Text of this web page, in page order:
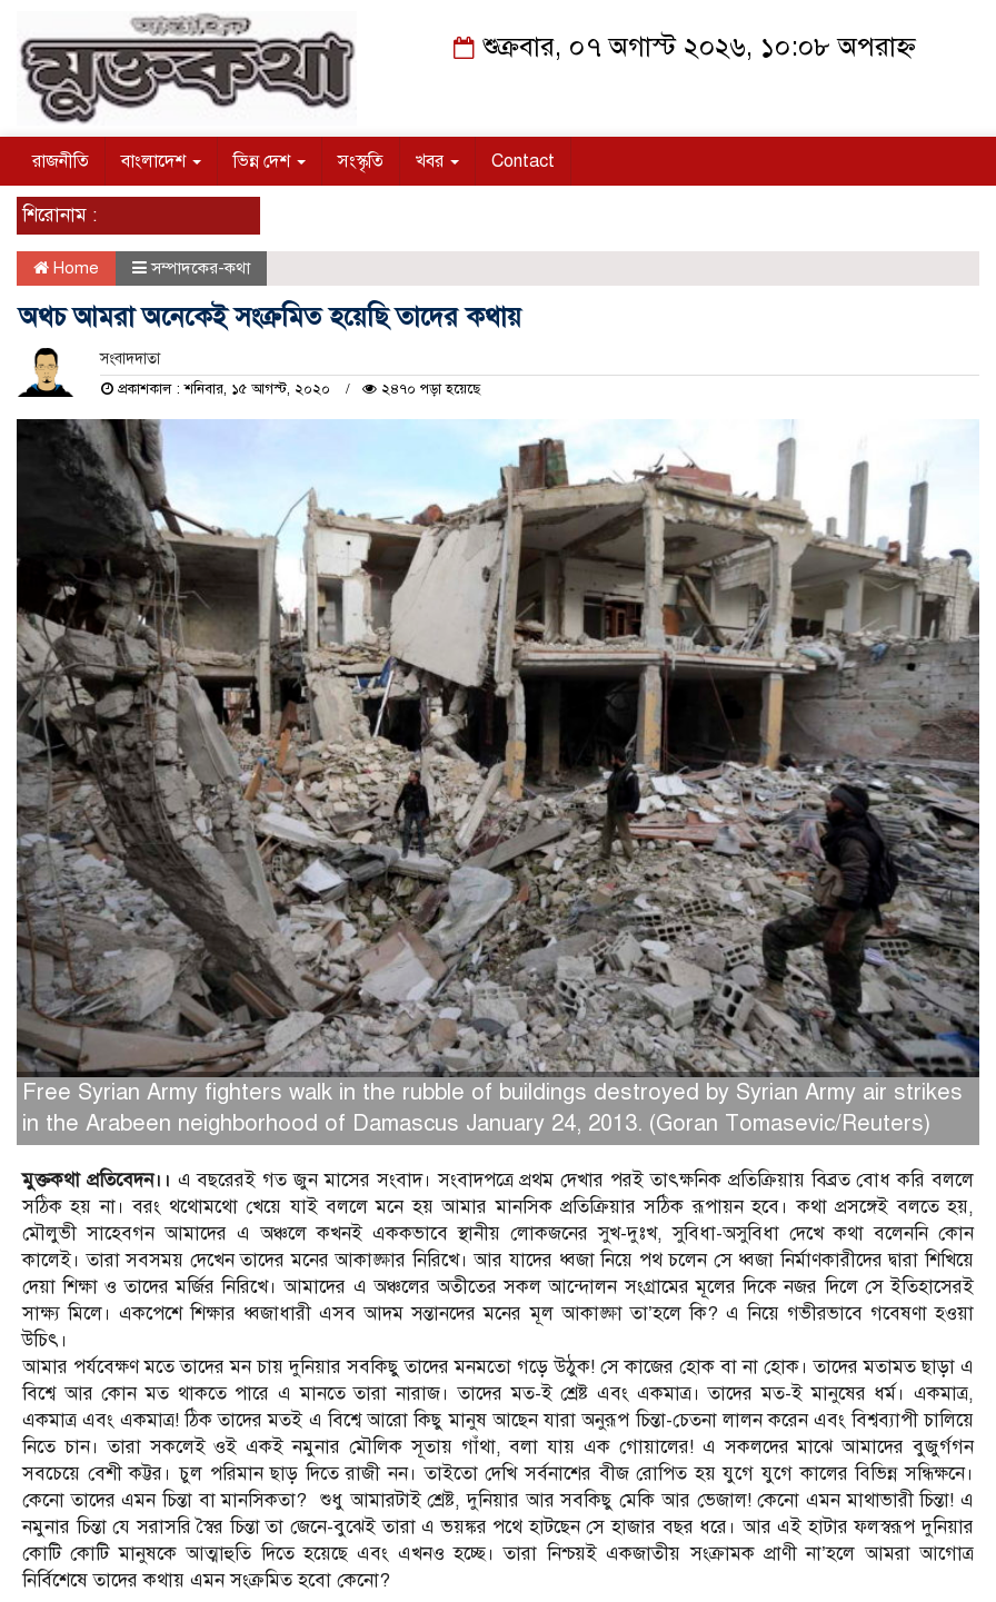
শুক্রবার, ০৭ অগাস্ট ২০২৬, ১০:০৮ অপরাহ্ন
রাজনীতি বাংলাদেশ ভিন্ন দেশ সংস্কৃতি খবর Contact
শিরোনাম :
Home সম্পাদকের-কথা
অথচ আমরা অনেকেই সংক্রমিত হয়েছি তাদের কথায়
সংবাদদাতা
প্রকাশকাল : শনিবার, ১৫ আগস্ট, ২০২০ ২৪৭০ পড়া হয়েছে
Free Syrian Army fighters walk in the rubble of buildings destroyed by Syrian Army air strikes
in the Arabeen neighborhood of Damascus January 24, 2013. (Goran Tomasevic/Reuters)
মুক্তকথা প্রতিবেদন।। এ বছরেরই গত জুন মাসের সংবাদ। সংবাদপত্রে প্রথম দেখার পরই তাৎক্ষনিক প্রতিক্রিয়ায় বিব্রত বোধ করি বললে
সঠিক হয় না। বরং থথোমথো খেয়ে যাই বললে মনে হয় আমার মানসিক প্রতিক্রিয়ার সঠিক রূপায়ন হবে। কথা প্রসঙ্গেই বলতে হয়,
মৌলুভী সাহেবগন আমাদের এ অঞ্চলে কখনই এককভাবে স্থানীয় লোকজনের সুখ-দুঃখ, সুবিধা-অসুবিধা দেখে কথা বলেননি কোন
কালেই। তারা সবসময় দেখেন তাদের মনের আকাঙ্ক্ষার নিরিখে। আর যাদের ধ্বজা নিয়ে পথ চলেন সে ধ্বজা নির্মাণকারীদের দ্বারা শিখিয়ে
দেয়া শিক্ষা ও তাদের মর্জির নিরিখে। আমাদের এ অঞ্চলের অতীতের সকল আন্দোলন সংগ্রামের মূলের দিকে নজর দিলে সে ইতিহাসেরই
সাক্ষ্য মিলে। একপেশে শিক্ষার ধ্বজাধারী এসব আদম সন্তানদের মনের মূল আকাঙ্ক্ষা তা’হলে কি? এ নিয়ে গভীরভাবে গবেষণা হওয়া
উচিৎ।
আমার পর্যবেক্ষণ মতে তাদের মন চায় দুনিয়ার সবকিছু তাদের মনমতো গড়ে উঠুক! সে কাজের হোক বা না হোক। তাদের মতামত ছাড়া এ
বিশ্বে আর কোন মত থাকতে পারে এ মানতে তারা নারাজ। তাদের মত-ই শ্রেষ্ট এবং একমাত্র। তাদের মত-ই মানুষের ধর্ম। একমাত্র,
একমাত্র এবং একমাত্র! ঠিক তাদের মতই এ বিশ্বে আরো কিছু মানুষ আছেন যারা অনুরূপ চিন্তা-চেতনা লালন করেন এবং বিশ্বব্যাপী চালিয়ে
নিতে চান। তারা সকলেই ওই একই নমুনার মৌলিক সূতায় গাঁথা, বলা যায় এক গোয়ালের! এ সকলদের মাঝে আমাদের বুজুর্গগন
সবচেয়ে বেশী কট্টর। চুল পরিমান ছাড় দিতে রাজী নন। তাইতো দেখি সর্বনাশের বীজ রোপিত হয় যুগে যুগে কালের বিভিন্ন সন্ধিক্ষনে।
কেনো তাদের এমন চিন্তা বা মানসিকতা? শুধু আমারটাই শ্রেষ্ট, দুনিয়ার আর সবকিছু মেকি আর ভেজাল! কেনো এমন মাথাভারী চিন্তা! এ
নমুনার চিন্তা যে সরাসরি স্বৈর চিন্তা তা জেনে-বুঝেই তারা এ ভয়ঙ্কর পথে হাটছেন সে হাজার বছর ধরে। আর এই হাটার ফলস্বরূপ দুনিয়ার
কোটি কোটি মানুষকে আত্মাহুতি দিতে হয়েছে এবং এখনও হচ্ছে। তারা নিশ্চয়ই একজাতীয় সংক্রামক প্রাণী না’হলে আমরা আগোত্র
নির্বিশেষে তাদের কথায় এমন সংক্রমিত হবো কেনো?